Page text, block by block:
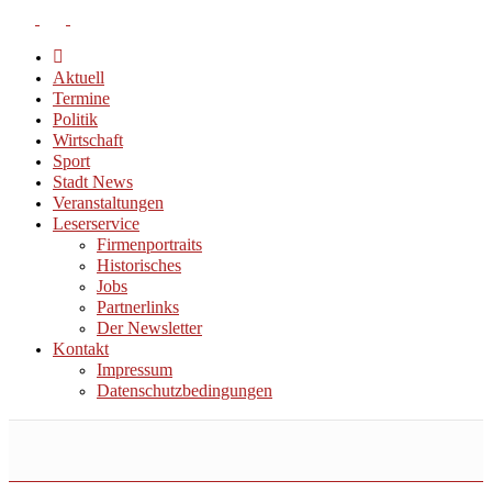
Aktuell
Termine
Politik
Wirtschaft
Sport
Stadt News
Veranstaltungen
Leserservice
Firmenportraits
Historisches
Jobs
Partnerlinks
Der Newsletter
Kontakt
Impressum
Datenschutzbedingungen